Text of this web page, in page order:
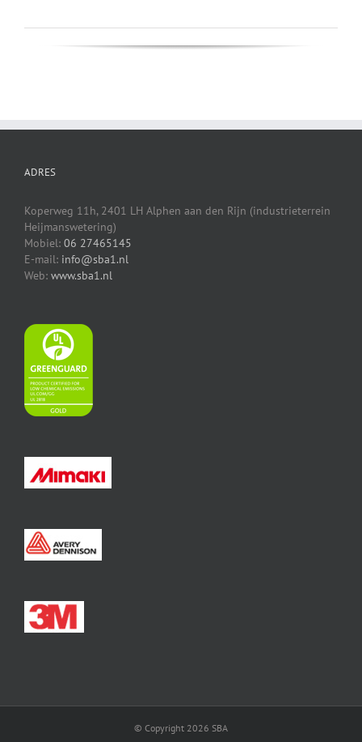
ADRES
Koperweg 11h, 2401 LH Alphen aan den Rijn (industrieterrein
Heijmanswetering)
Mobiel: 06 27465145
E-mail: info@sba1.nl
Web: www.sba1.nl
© Copyright 2026 SBA